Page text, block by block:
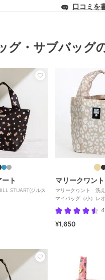
口コミを
グ・サブバッグ
ト
STUART(ジルス
マリークワント
マリークヮント 洗
マイバッグ（小）レ
QUANT】
¥1,650